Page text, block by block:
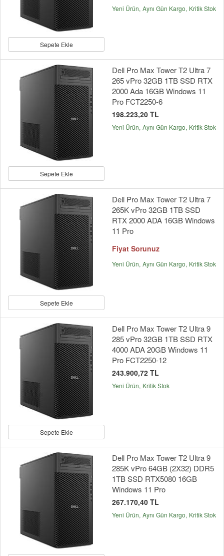
Sepete Ekle
Yeni Ürün Aynı Gün Kargo Kritik Stok
Sepete Ekle
Dell Pro Max Tower T2 Ultra 7
265 vPro 32GB 1TB SSD RTX
2000 Ada 16GB Windows 11
Pro FCT2250-6
198.223,20 TL
Yeni Ürün Aynı Gün Kargo Kritik Stok
Sepete Ekle
Dell Pro Max Tower T2 Ultra 7
265K vPro 32GB 1TB SSD
RTX 2000 ADA 16GB Windows
11 Pro
Fiyat Sorunuz
Yeni Ürün Aynı Gün Kargo Kritik Stok
Sepete Ekle
Dell Pro Max Tower T2 Ultra 9
285 vPro 32GB 1TB SSD RTX
4000 ADA 20GB Windows 11
Pro FCT2250-12
243.900,72 TL
Yeni Ürün Kritik Stok
Dell Pro Max Tower T2 Ultra 9
285K vPro 64GB (2X32) DDR5
1TB SSD RTX5080 16GB
Windows 11 Pro
267.170,40 TL
Yeni Ürün Aynı Gün Kargo Kritik Stok